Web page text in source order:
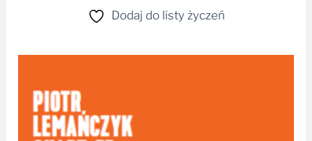
Dodaj do listy życzeń